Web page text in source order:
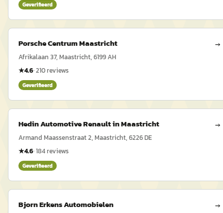
Geverifieerd
Porsche Centrum Maastricht →
Afrikalaan 37, Maastricht, 6199 AH
★4.6·210reviews
Geverifieerd
Hedin Automotive Renault in Maastricht →
Armand Maassenstraat 2, Maastricht, 6226 DE
★4.6·184reviews
Geverifieerd
Bjorn Erkens Automobielen →